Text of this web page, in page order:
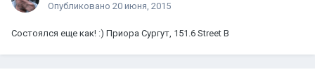
Опубликовано 20 июня, 2015
Состоялся еще как! :) Приора Сургут, 151.6 Street B